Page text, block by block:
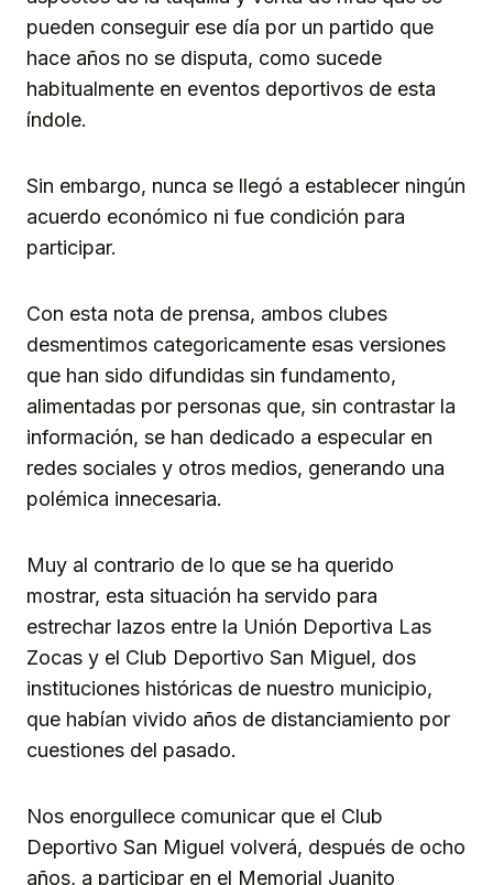
pueden conseguir ese día por un partido que
hace años no se disputa, como sucede
habitualmente en eventos deportivos de esta
índole.
Sin embargo, nunca se llegó a establecer ningún
acuerdo económico ni fue condición para
participar.
Con esta nota de prensa, ambos clubes
desmentimos categoricamente esas versiones
que han sido difundidas sin fundamento,
alimentadas por personas que, sin contrastar la
información, se han dedicado a especular en
redes sociales y otros medios, generando una
polémica innecesaria.
Muy al contrario de lo que se ha querido
mostrar, esta situación ha servido para
estrechar lazos entre la Unión Deportiva Las
Zocas y el Club Deportivo San Miguel, dos
instituciones históricas de nuestro municipio,
que habían vivido años de distanciamiento por
cuestiones del pasado.
Nos enorgullece comunicar que el Club
Deportivo San Miguel volverá, después de ocho
años, a participar en el Memorial Juanito